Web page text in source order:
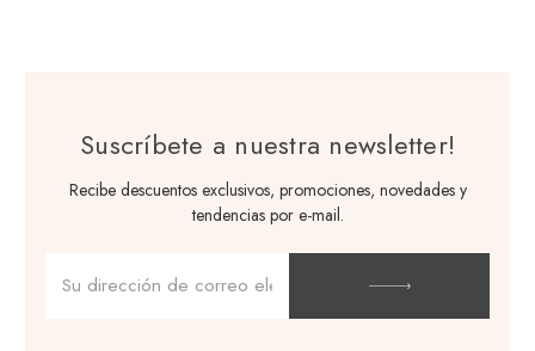
Suscríbete a nuestra newsletter!
Recibe descuentos exclusivos, promociones, novedades y
tendencias por e-mail.
de
correo